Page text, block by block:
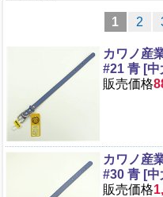
1 2
カワノ産
#21 青 [
販売価格
カワノ産
#30 青 [
販売価格